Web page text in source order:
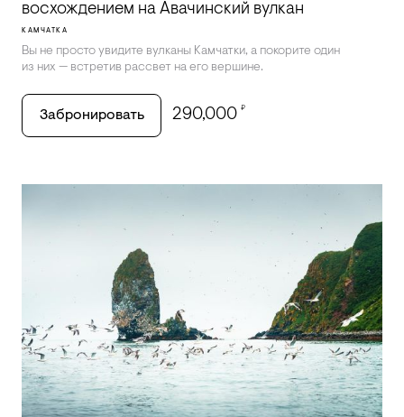
восхождением на Авачинский вулкан
КАМЧАТКА
Вы не просто увидите вулканы Камчатки, а покорите один
из них — встретив рассвет на его вершине.
Забронировать 290,000 ₽